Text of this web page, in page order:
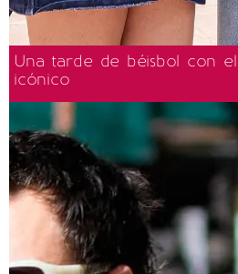
Una tarde de béisbol con
icónico